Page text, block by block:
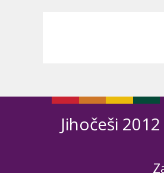
Jihočeši 2012